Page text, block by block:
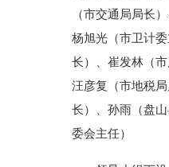
（市交通局局长
杨旭光（市卫计
长）、崔发林（
汪彦复（市地税
长）、孙雨（盘
委会主任）